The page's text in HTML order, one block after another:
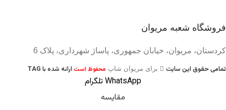
فروشگاه شعبه مریوان
کردستان، مریوان، خیابان جمهوری، پاساژ شهرداری، پلاک 6
تمامی حقوق این سایت برای مریوان شاپ محفوظ استارائه شده با TAG
WhatsApp تلگرام
مقایسه